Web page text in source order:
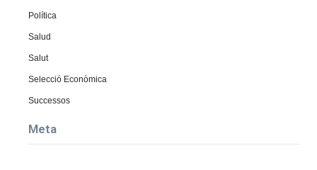
Política
Salud
Salut
Selecció Econòmica
Successos
Meta